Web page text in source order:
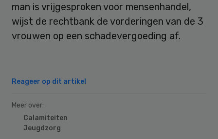
man is vrijgesproken voor mensenhandel,
wijst de rechtbank de vorderingen van de 3
vrouwen op een schadevergoeding af.
Reageer op dit artikel
Meer over:
Calamiteiten
Jeugdzorg